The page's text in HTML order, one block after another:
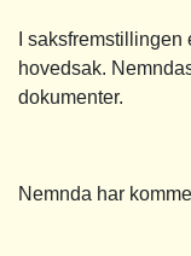
I
hovedsak.
dokumenter.
Nemnda har